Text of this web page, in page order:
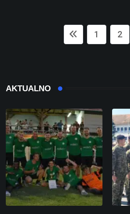
1 2
AKTUALNO